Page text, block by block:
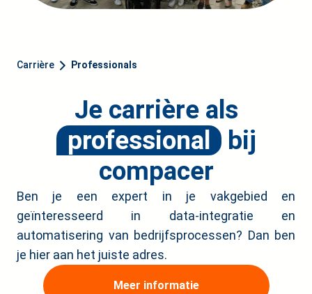
Carrière Professionals
Je carrière als
professional bij
compacer
Ben je een expert in je vakgebied en
geïnteresseerd in data-integratie en
automatisering van bedrijfsprocessen? Dan ben
je hier aan het juiste adres.
Meer informatie